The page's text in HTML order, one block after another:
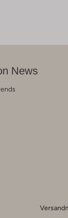
News